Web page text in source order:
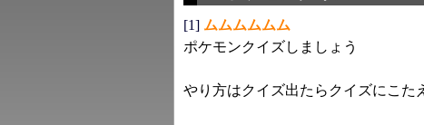
[1] ムムムムムム
ポケモンクイズしましょう
やり方はクイズ出たらクイズにこた